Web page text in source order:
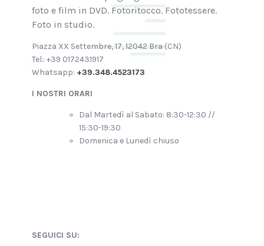
foto e film in DVD. Fotoritocco. Fototessere.
Foto in studio.
Piazza XX Settembre, 17, 12042 Bra (CN)
Tel.: +39 0172431917
Whatsapp: +39.348.4523173
I NOSTRI ORARI
Dal Martedì al Sabato: 8:30-12:30 //
15:30-19:30
Domenica e Lunedì chiuso
SEGUICI SU: